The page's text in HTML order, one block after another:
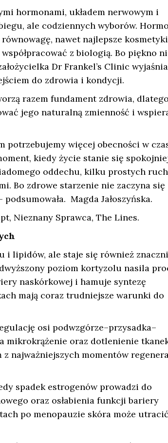
hormonami, układem nerwowym i
ale codziennych wyborów.
nawet najlepsze
z biologią. Bo piękno
Dr Frankel’s Clinic
do zdrowia i kondycji.
razem fundament zdrowia,
jego naturalną zmienność i
potrzebujemy więcej obecności w
kiedy życie stanie się
oddechu, kilku prostych
Bo zdrowe starzenie nie zaczyna się
Magda Jałoszyńska.
Nieznany Sprawca, The Lines.
i lipidów, ale staje się również
poziom kortyzolu nasila
naskórkowej i hamuje syntezę
mają coraz trudniejsze warunki do
osi podwzgórze–przysadka–
mikrokrążenie oraz dotlenienie
najważniejszych momentów
spadek estrogenów prowadzi do
oraz osłabienia funkcji bariery
po menopauzie skóra może